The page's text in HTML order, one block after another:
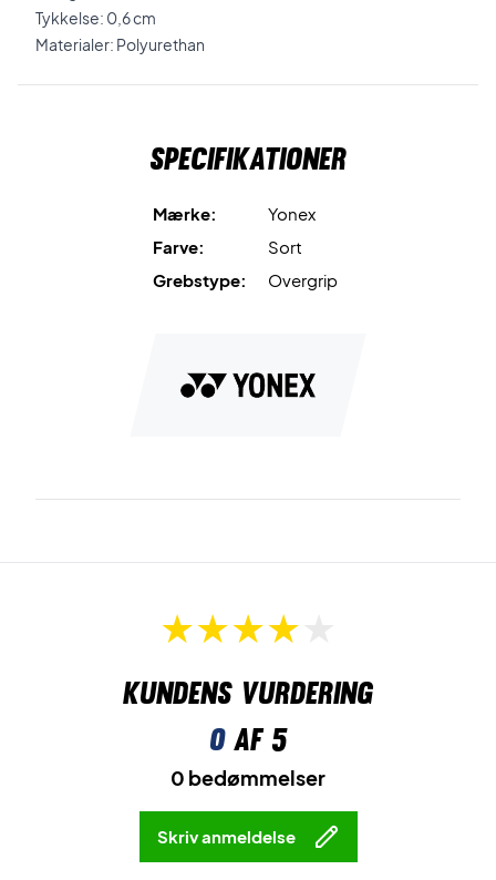
Tykkelse: 0,6 cm
Materialer: Polyurethan
Specifikationer
Mærke:
Yonex
Farve:
Sort
Grebstype:
Overgrip
Kundens vurdering
0af 5
0 bedømmelser
Skriv anmeldelse